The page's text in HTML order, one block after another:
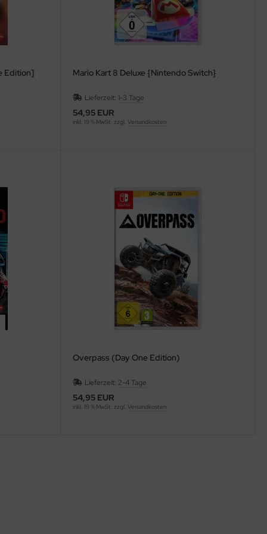
Edition] Mario Kart 8 Deluxe {Nintendo Switch}
Lieferzeit:1-3 Tage
54,95 EUR
inkl. 19 % MwSt. zzgl.Versandkosten
Overpass (Day One Edition)
Lieferzeit: 2-4 Tage
54,95 EUR
inkl. 19 % MwSt. zzgl.Versandkosten